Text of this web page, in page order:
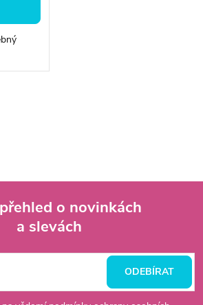
o novinkách
a slevách
ODEBÍRAT